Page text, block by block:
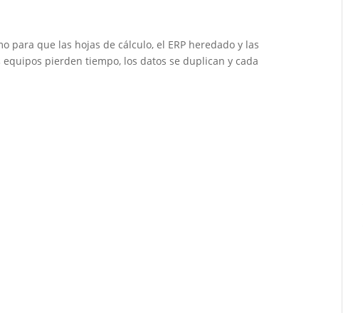
para que las hojas de cálculo, el ERP heredado y las
pierden tiempo, los datos se duplican y cada